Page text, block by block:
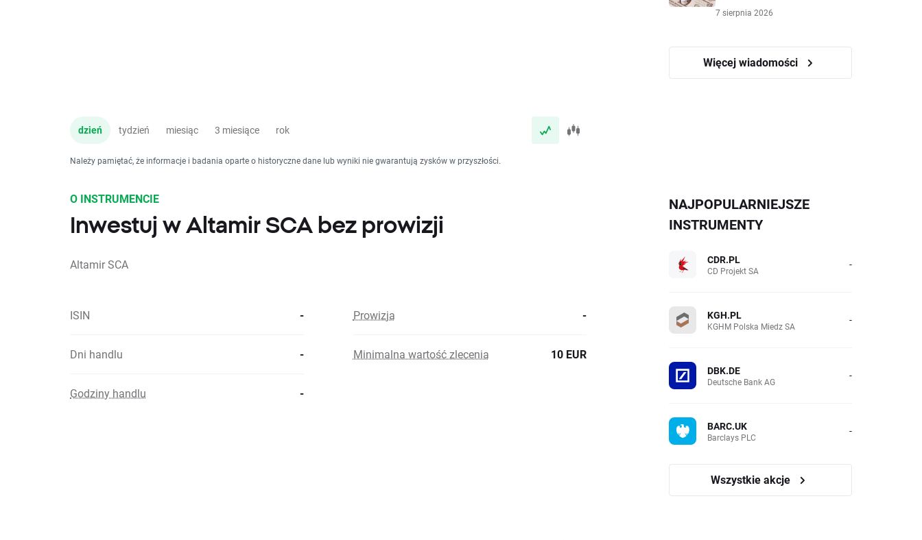
dzień tydzień miesiąc 3 miesiące rok
Należy pamiętać, że informacje i badania oparte o historyczne dane lub wyniki nie gwarantują zysków w przyszłości.
7 sierpnia 2026
Więcej wiadomości
O INSTRUMENCIE
Inwestuj w Altamir SCA bez prowizji
Altamir SCA
ISIN - Prowizja -
Dni handlu - Minimalna wartość zlecenia 10 EUR
Godziny handlu -
NAJPOPULARNIEJSZE
INSTRUMENTY
CDR.PL
CD Projekt SA -
KGH.PL
KGHM Polska Miedz SA -
DBK.DE
Deutsche Bank AG -
BARC.UK
Barclays PLC -
Wszystkie akcje